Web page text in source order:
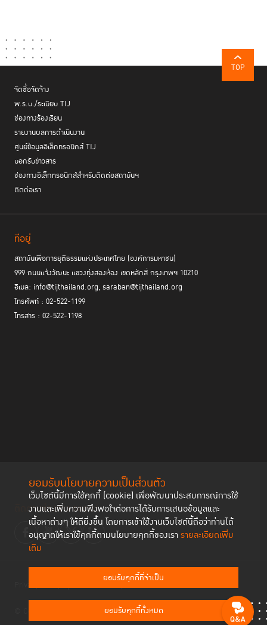
ยอมรับนโยบายความเป็นส่วนตัว
เว็บไซต์นี้มีการใช้คุกกี้ (cookie) เพื่อพัฒนาประสบการณ์การใช้
งานและเพิ่มความพึงพอใจต่อการได้รับการเสนอข้อมูลและ
เนื้อหาต่างๆ ให้ดียิ่งขึ้น โดยการเข้าใช้งานเว็บไซต์นี้ถือว่าท่านได้
อนุญาตให้เราใช้คุกกี้ตามนโยบายคุกกี้ของเรา รายละเอียดเพิ่ม
เติม
ยอมรับคุกกี้ที่จำเป็น
ยอมรับคุกกี้ทั้งหมด
TOP
จัดซื้อจัดจ้าง
พ.ร.บ./ระเบียบ TIJ
ช่องทางร้องเรียน
รายงานผลการดำเนินงาน
ศูนย์ข้อมูลอิเล็กทรอนิกส์ TIJ
บอกรับข่าวสาร
ช่องทางอิเล็กทรอนิกส์สำหรับติดต่อสถาบันฯ
ติดต่อเรา
ที่อยู่
สถาบันเพื่อการยุติธรรมแห่งประเทศไทย (องค์การมหาชน)
999 ถนนแจ้งวัฒนะ แขวงทุ่งสองห้อง เขตหลักสี่ กรุงเทพฯ 10210
อีเมล: info@tijthailand.org, saraban@tijthailand.org
โทรศัพท์ : 02-522-1199
โทรสาร : 02-522-1198
ติดตามช่องทาง social
© Copyright 2023 Thailand Institute of Justice All Rights Reserved
Privacy Policy Cookies Policy